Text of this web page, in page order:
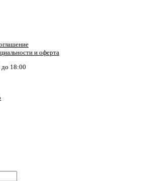
и оферта
до 18:00